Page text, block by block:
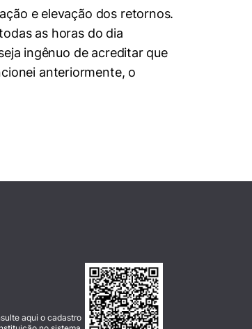
e elevação dos retornos.
as horas do dia
ingênuo de acreditar que
anteriormente, o
aqui o cadastro